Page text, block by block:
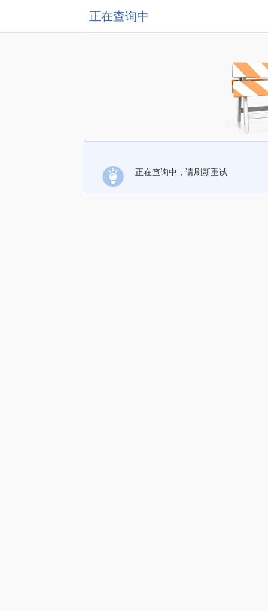
正在查询中
正在查询中，请刷新重试